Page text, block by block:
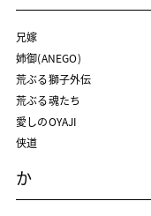
兄嫁
姉御(ANEGO)
荒ぶる獅子外伝
荒ぶる魂たち
愛しのOYAJI
侠道
か